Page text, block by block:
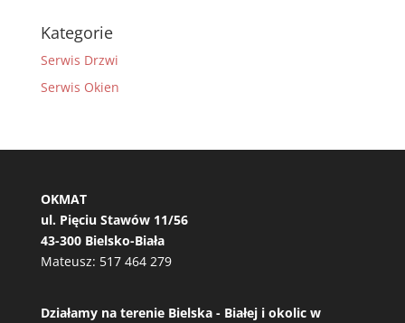
Kategorie
Serwis Drzwi
Serwis Okien
OKMAT
ul. Pięciu Stawów 11/56
43-300 Bielsko-Biała
Mateusz: 517 464 279
Działamy na terenie Bielska - Białej i okolic w